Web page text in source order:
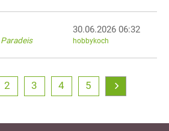
Paradeis
30.06.2026 06:32
hobbykoch
2 3 4 5